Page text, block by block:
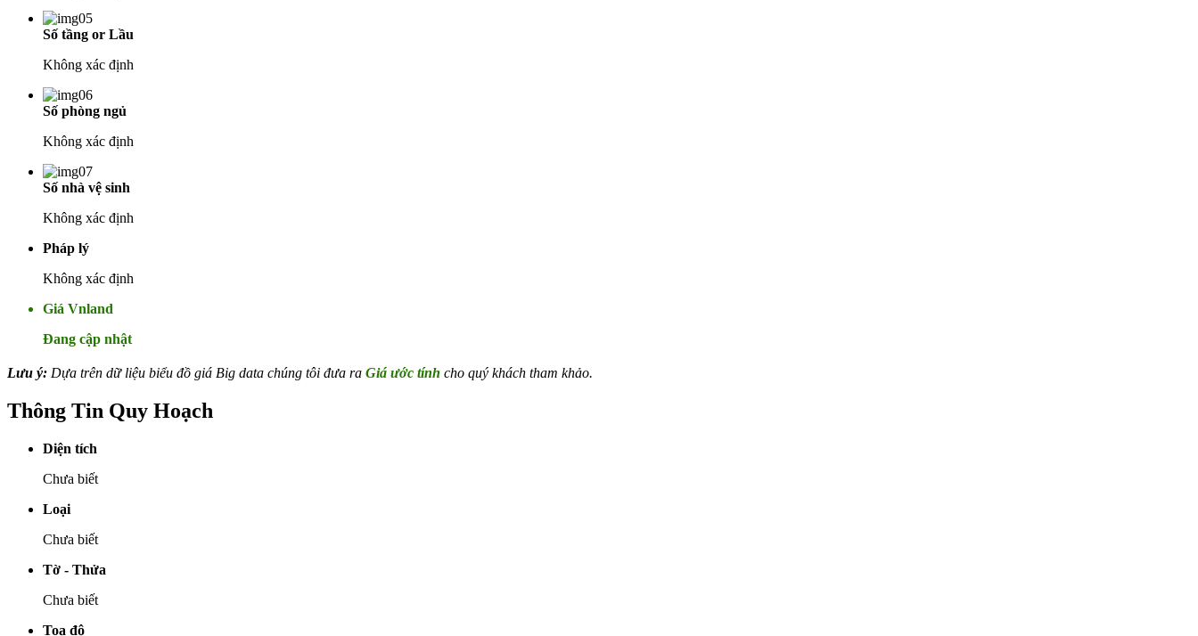
Số tầng or Lầu
Không xác định
Số phòng ngủ
Không xác định
Số nhà vệ sinh
Không xác định
Pháp lý
Không xác định
Giá Vnland
Đang cập nhật
Lưu ý: Dựa trên dữ liệu biểu đồ giá Big data chúng tôi đưa ra Giá ước tính cho quý khách tham khảo.
Thông Tin Quy Hoạch
Diện tích
Chưa biết
Loại
Chưa biết
Tờ - Thửa
Chưa biết
Toạ độ